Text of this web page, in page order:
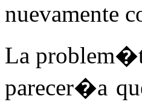
nuevamente
La
parecer�a